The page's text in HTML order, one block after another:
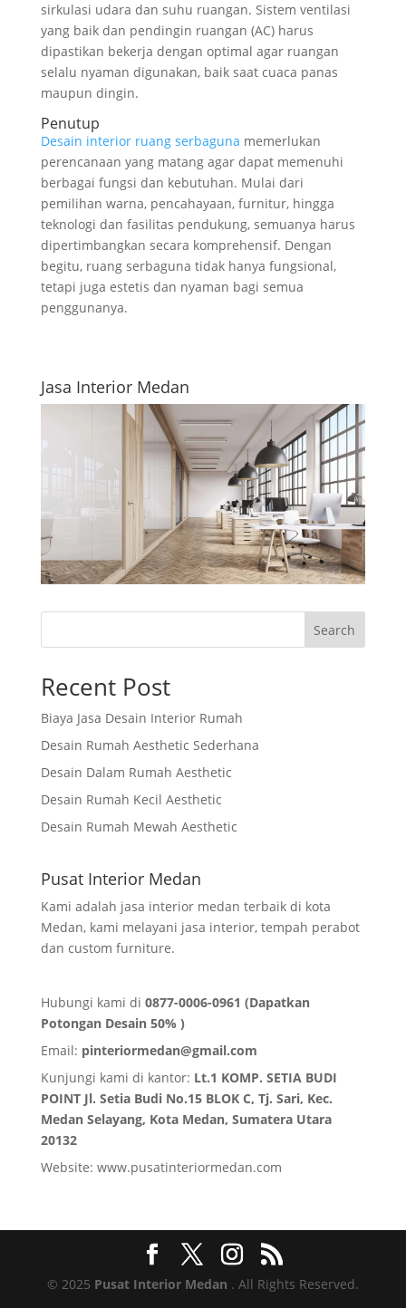
sirkulasi udara dan suhu ruangan. Sistem ventilasi
yang baik dan pendingin ruangan (AC) harus
dipastikan bekerja dengan optimal agar ruangan
selalu nyaman digunakan, baik saat cuaca panas
maupun dingin.
Penutup
Desain interior ruang serbaguna memerlukan
perencanaan yang matang agar dapat memenuhi
berbagai fungsi dan kebutuhan. Mulai dari
pemilihan warna, pencahayaan, furnitur, hingga
teknologi dan fasilitas pendukung, semuanya harus
dipertimbangkan secara komprehensif. Dengan
begitu, ruang serbaguna tidak hanya fungsional,
tetapi juga estetis dan nyaman bagi semua
penggunanya.
Jasa Interior Medan
Search
Recent Post
Biaya Jasa Desain Interior Rumah
Desain Rumah Aesthetic Sederhana
Desain Dalam Rumah Aesthetic
Desain Rumah Kecil Aesthetic
Desain Rumah Mewah Aesthetic
Pusat Interior Medan
Kami adalah jasa interior medan terbaik di kota
Medan, kami melayani jasa interior, tempah perabot
dan custom furniture.
Hubungi kami di 0877-0006-0961 (Dapatkan
Potongan Desain 50% )
Email: pinteriormedan@gmail.com
Kunjungi kami di kantor: Lt.1 KOMP. SETIA BUDI
POINT Jl. Setia Budi No.15 BLOK C, Tj. Sari, Kec.
Medan Selayang, Kota Medan, Sumatera Utara
20132
Website: www.pusatinteriormedan.com
© 2025 Pusat Interior Medan . All Rights Reserved.